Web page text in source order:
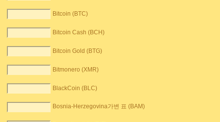
Bitcoin (BTC)
Bitcoin Cash (BCH)
Bitcoin Gold (BTG)
Bitmonero (XMR)
BlackCoin (BLC)
Bosnia-Herzegovina가변 표 (BAM)